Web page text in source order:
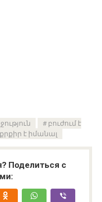
բուժում է
է իմանալ
Поделиться с